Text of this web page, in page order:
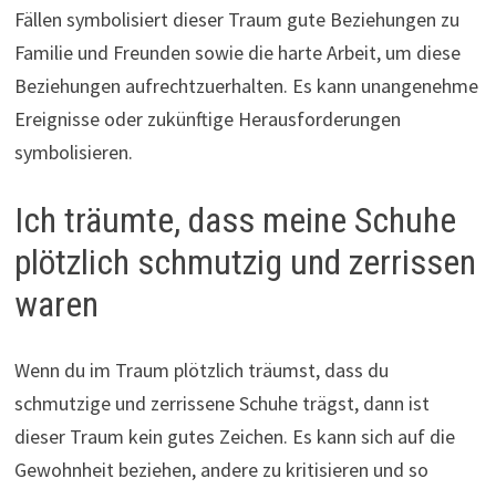
Fällen symbolisiert dieser Traum gute Beziehungen zu
Familie und Freunden sowie die harte Arbeit, um diese
Beziehungen aufrechtzuerhalten. Es kann unangenehme
Ereignisse oder zukünftige Herausforderungen
symbolisieren.
Ich träumte, dass meine Schuhe
plötzlich schmutzig und zerrissen
waren
Wenn du im Traum plötzlich träumst, dass du
schmutzige und zerrissene Schuhe trägst, dann ist
dieser Traum kein gutes Zeichen. Es kann sich auf die
Gewohnheit beziehen, andere zu kritisieren und so